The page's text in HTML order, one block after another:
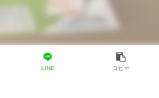
LINE コピー